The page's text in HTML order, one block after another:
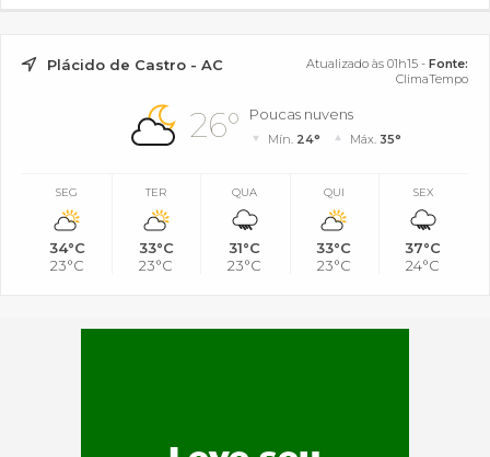
Plácido de Castro - AC Atualizado às 01h15 - Fonte:
ClimaTempo
26° Poucas nuvens
Mín. 24° Máx. 35°
SEG
34°C
23°C
TER
33°C
23°C
QUA
31°C
23°C
QUI
33°C
23°C
SEX
37°C
24°C